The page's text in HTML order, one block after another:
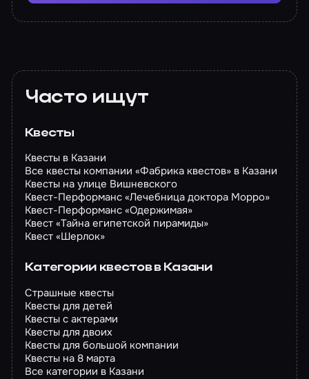
Часто ищут
Квесты
Квесты в Казани
Все квесты компании «Фабрика квестов» в Казани
Квесты на улице Вишневского
Квест-Перформанс «Лечебница доктора Морро»
Квест-Перформанс «Одержимая»
Квест «Тайна египетской пирамиды»
Квест «Шерлок»
Категории квестов в Казани
Страшные квесты
Квесты для детей
Квесты с актерами
Квесты для двоих
Квесты для большой компании
Квесты на 8 марта
Все категории в Казани